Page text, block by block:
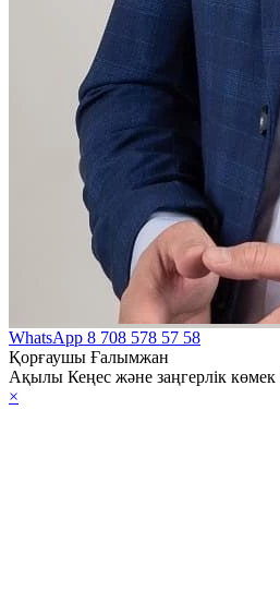
WhatsApp 8 708 578 57 58
Қорғаушы Ғалымжан
Ақылы Кеңес және заңгерлік
×